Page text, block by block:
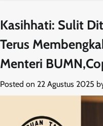
Kasihhati: Sulit
Terus
Menteri
Posted on 22 Agustus 2025